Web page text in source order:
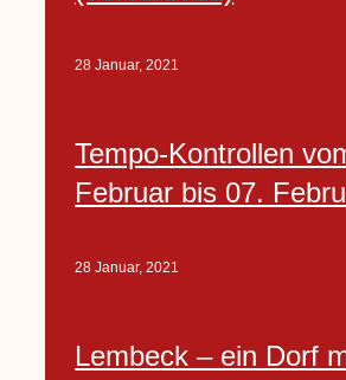
28 Januar, 2021
Tempo-Kontrollen
Februar bis 07.
28 Januar, 2021
Lembeck – ein Dorf